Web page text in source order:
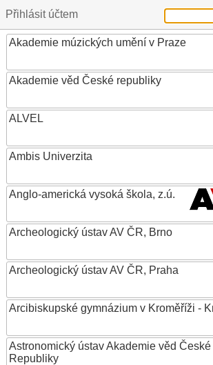
Přihlásit účtem
Akademie múzických umění v Praze
Akademie věd České republiky
ALVEL
Ambis Univerzita
Anglo-americká vysoká škola, z.ú.
Archeologický ústav AV ČR, Brno
Archeologický ústav AV ČR, Praha
Arcibiskupské gymnázium v Kroměříži -
Astronomický ústav Akademie věd České
Republiky